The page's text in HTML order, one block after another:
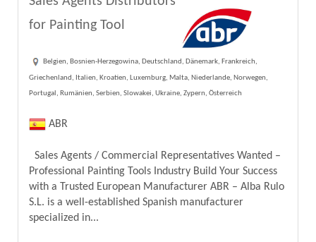
for Painting Tool
Belgien, Bosnien-Herzegowina, Deutschland, Dänemark, Frankreich,
Griechenland, Italien, Kroatien, Luxemburg, Malta, Niederlande, Norwegen,
Portugal, Rumänien, Serbien, Slowakei, Ukraine, Zypern, Österreich
ABR
Sales Agents / Commercial Representatives Wanted –
Professional Painting Tools Industry Build Your Success
with a Trusted European Manufacturer ABR – Alba Rulo
S.L. is a well-established Spanish manufacturer
specialized in...